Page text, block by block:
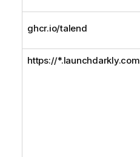
ghcr.io/talend
https://*.launchdarkly.com